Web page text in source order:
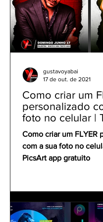
Como criar um
personalizado
foto no celular |
PicsArt app
Como criar um FLYER
com a sua foto no
PicsArt app gratuito
gustavoyabai
17 de out. de 2021